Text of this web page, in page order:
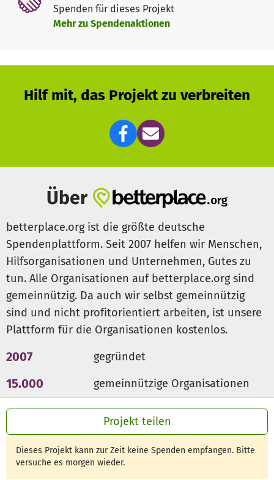
Projekt teilen
Dieses Projekt kann zur Zeit keine Spenden empfangen. Bitte
versuche es morgen wieder.
Spenden für dieses Projekt
Mehr zu Spendenaktionen
Hilf mit, das Projekt zu verbreiten
Über
betterplace.org ist die größte deutsche
Spendenplattform. Seit 2007 helfen wir Menschen,
Hilfsorganisationen und Unternehmen, Gutes zu
tun. Alle Organisationen auf betterplace.org sind
gemeinnützig. Da auch wir selbst gemeinnützig
sind und nicht profitorientiert arbeiten, ist unsere
Plattform für die Organisationen kostenlos.
2007 gegründet
15.000 gemeinnützige Organisationen
300 Mio € für den guten Zweck